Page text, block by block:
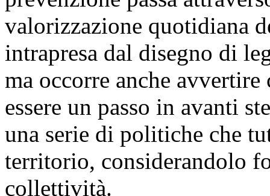
valorizzazione quotidiana
intrapresa dal disegno di
ma occorre anche
essere un passo in avanti
una serie di politiche che
territorio, considerandolo
collettività.